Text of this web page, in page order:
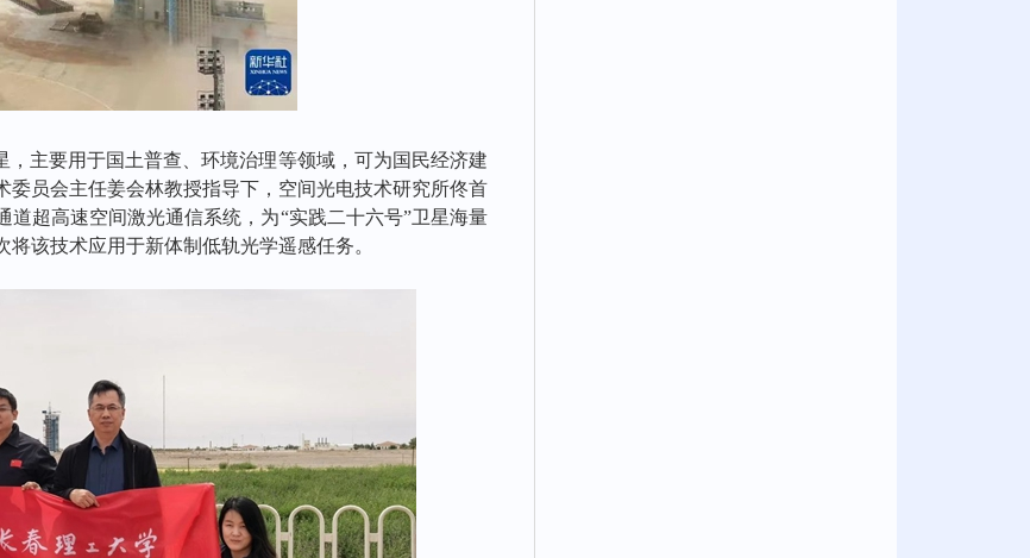
，主要用于国土普查、环境治理等领域，可为国民经济建
员会主任姜会林教授指导下，空间光电技术研究所佟首
超高速空间激光通信系统，为“实践二十六号”卫星海量
该技术应用于新体制低轨光学遥感任务。